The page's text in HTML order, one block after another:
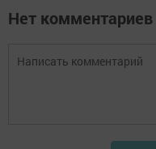
Нет комментариев